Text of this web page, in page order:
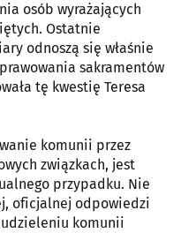
osób wyrażających
Ostatnie
odnoszą się właśnie
sakramentów
tę kwestię Teresa
komunii przez
związkach, jest
przypadku. Nie
oficjalnej odpowiedzi
komunii